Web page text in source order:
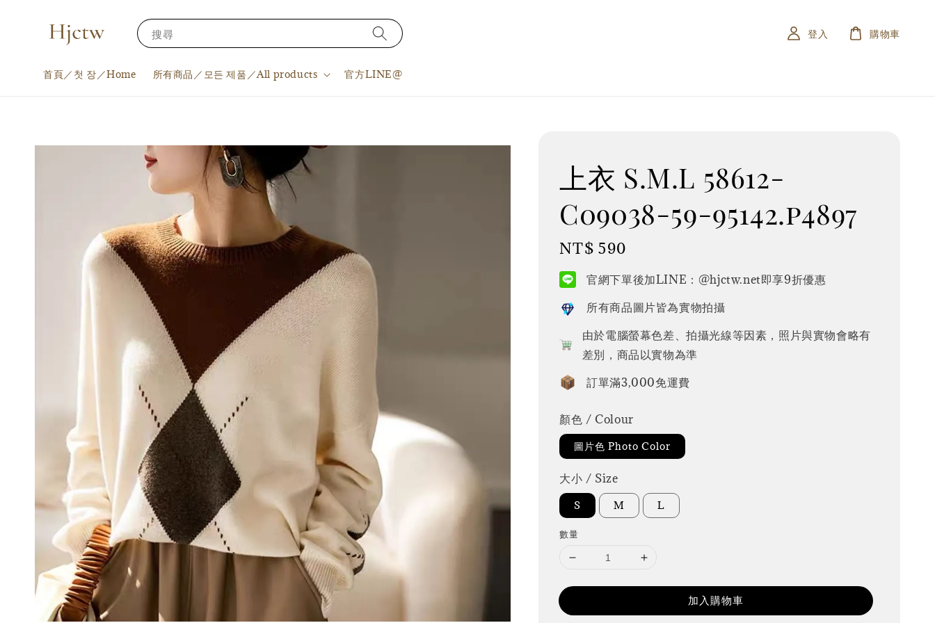
搜尋
首頁／첫 장／Home 所有商品／모든 제품／All products 官方LINE@
登入 購物車
上衣 S.M.L 58612-
C09038-59-95142.p4897
Regular
price
NT$ 590
官網下單後加LINE：@hjctw.net即享9折優惠
所有商品圖片皆為實物拍攝
由於電腦螢幕色差、拍攝光線等因素，照片與實物會略有
差別，商品以實物為準
訂單滿3,000免運費
顏色 / Colour
圖片色 Photo Color
大小 / Size
S M L
數量
加入購物車